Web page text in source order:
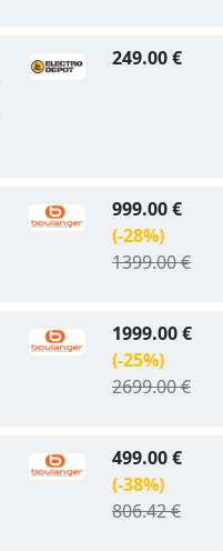
249.00 €
999.00 €
(-28%)
1399.00 €
1999.00 €
(-25%)
2699.00 €
499.00 €
(-38%)
806.42 €